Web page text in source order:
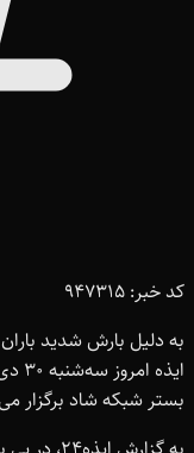
کد خبر: 947315
به دلیل بارش شدید
بستر شبکه شاد برگزار